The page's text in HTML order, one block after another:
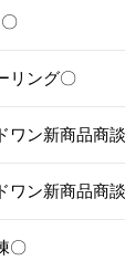
リング〇
ワン新商品商
ワン新商品商
〇